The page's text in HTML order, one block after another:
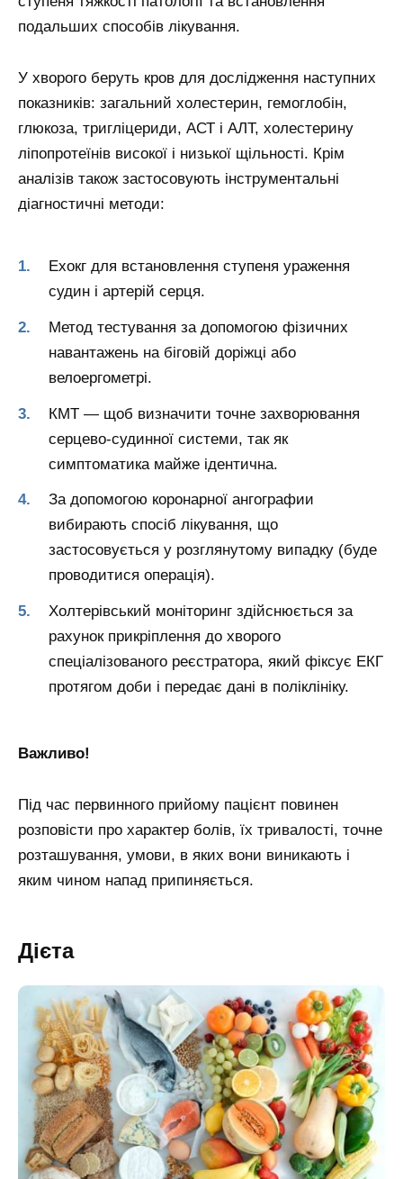
подальших способів лікування.
У хворого беруть кров для дослідження наступних
показників: загальний холестерин, гемоглобін,
глюкоза, тригліцериди, АСТ і АЛТ, холестерину
ліпопротеїнів високої і низької щільності. Крім
аналізів також застосовують інструментальні
діагностичні методи:
Ехокг для встановлення ступеня ураження
судин і артерій серця.
Метод тестування за допомогою фізичних
навантажень на біговій доріжці або
велоергометрі.
КМТ — щоб визначити точне захворювання
серцево-судинної системи, так як
симптоматика майже ідентична.
За допомогою коронарної ангографии
вибирають спосіб лікування, що
застосовується у розглянутому випадку (буде
проводитися операція).
Холтерівський моніторинг здійснюється за
рахунок прикріплення до хворого
спеціалізованого реєстратора, який фіксує ЕКГ
протягом доби і передає дані в поліклініку.
Важливо!
Під час первинного прийому пацієнт повинен
розповісти про характер болів, їх тривалості, точне
розташування, умови, в яких вони виникають і
яким чином напад припиняється.
Дієта